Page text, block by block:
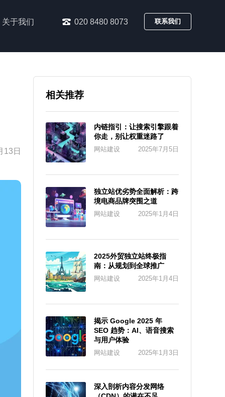
关于我们 020 8480 8073 联系我们
13日
相关推荐
内链指引：让搜索引擎跟着
你走，别让权重迷路了
网站建设 2025年7月5日
独立站优劣势全面解析：跨
境电商品牌突围之道
网站建设 2025年1月4日
2025外贸独立站终极指
南：从规划到全球推广
网站建设 2025年1月4日
揭示 Google 2025 年
SEO 趋势：AI、语音搜索
与用户体验
网站建设 2025年1月3日
深入剖析内容分发网络